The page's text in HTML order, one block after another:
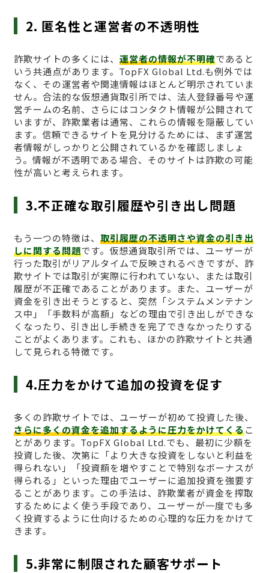
2. 匿名性と運営者の不透明性
詐欺サイトの多くには、 運営者の情報が不明確であると
いう共通点があります。TopFX Global Ltd.も例外では
なく、その運営者や関連情報はほとんど明示されていま
せん。合法的な仮想通貨取引所では、法人登録番号や運
営チームの名前、さらにはコンタクト情報が公開されて
いますが、詐欺業者は通常、これらの情報を隠蔽してい
ます。信頼できるサイトを見分けるためには、まず運営
者情報がしっかりと公開されているかを確認しましょ
う。情報が不透明である場合、そのサイトは詐欺の可能
性が高いと考えられます。
3.不正確な取引履歴や引き出し問題
もう一つの特徴は、 取引履歴の不透明さや資金の引き出
しに関する問題です。仮想通貨取引所では、ユーザーが
行った取引がリアルタイムで反映されるべきですが、詐
欺サイトでは取引が実際に行われていない、または取引
履歴が不正確であることがあります。また、ユーザーが
資金を引き出そうとすると、突然「システムメンテナン
ス中」「手数料が高額」などの理由で引き出しができな
くなったり、引き出し手続きを完了できなかったりする
ことがよくあります。これも、ほかの詐欺サイトと共通
して見られる特徴です。
4.圧力をかけて追加の投資を促す
多くの詐欺サイトでは、ユーザーが初めて投資した後、
さらに多くの資金を追加するように圧力をかけてくるこ
とがあります。TopFX Global Ltd.でも、最初に少額を
投資した後、次第に「より大きな投資をしないと利益を
得られない」「投資額を増やすことで特別なボーナスが
得られる」といった理由でユーザーに追加投資を強要す
ることがあります。この手法は、詐欺業者が資金を搾取
するためによく使う手段であり、ユーザーが一度でも多
く投資するように仕向けるための心理的な圧力をかけて
きます。
5.非常に制限された顧客サポート